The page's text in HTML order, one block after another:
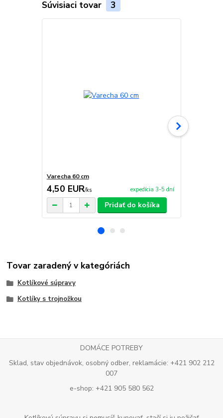
Súvisiaci tovar 3
Varecha 60 cm
4,50 EUR/ks expedícia 3-5 dní
Pridať do košíka
Tovar zaradený v kategóriách
Kotlíkové súpravy
Kotlíky s trojnožkou
DOMÁCE POTREBY
Sklad, stav objednávok, osobný odber, reklamácie: +421 902 212
007
e-shop: +421 905 580 562